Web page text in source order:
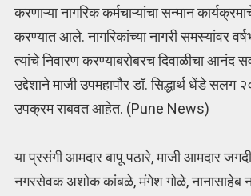
करणाऱ्या नागरिक कर्मचाऱ्यांचा सन्मान
करण्यात आले. नागरिकांच्या नागरी समस्यांवर
त्यांचे निवारण करण्याबरोबरच दिवाळीचा आनंद
उद्देशाने माजी उपमहापौर डॉ. सिद्धार्थ धेंडे सलग
उपक्रम राबवत आहेत. (Pune News)
या प्रसंगी आमदार बापू पठारे, माजी आमदार
नगरसेवक अशोक कांबळे, मंगेश गोळे, नानासाहेब